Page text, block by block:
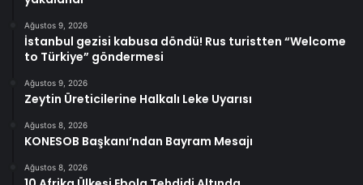
Ağustos 9, 2026
İstanbul gezisi kabusa döndü! Rus turistten “Welcome
to Türkiye” göndermesi
Ağustos 9, 2026
Zeytin Üreticilerine Halkalı Leke Uyarısı
Ağustos 8, 2026
KONESOB Başkanı’ndan Bayram Mesajı
Ağustos 8, 2026